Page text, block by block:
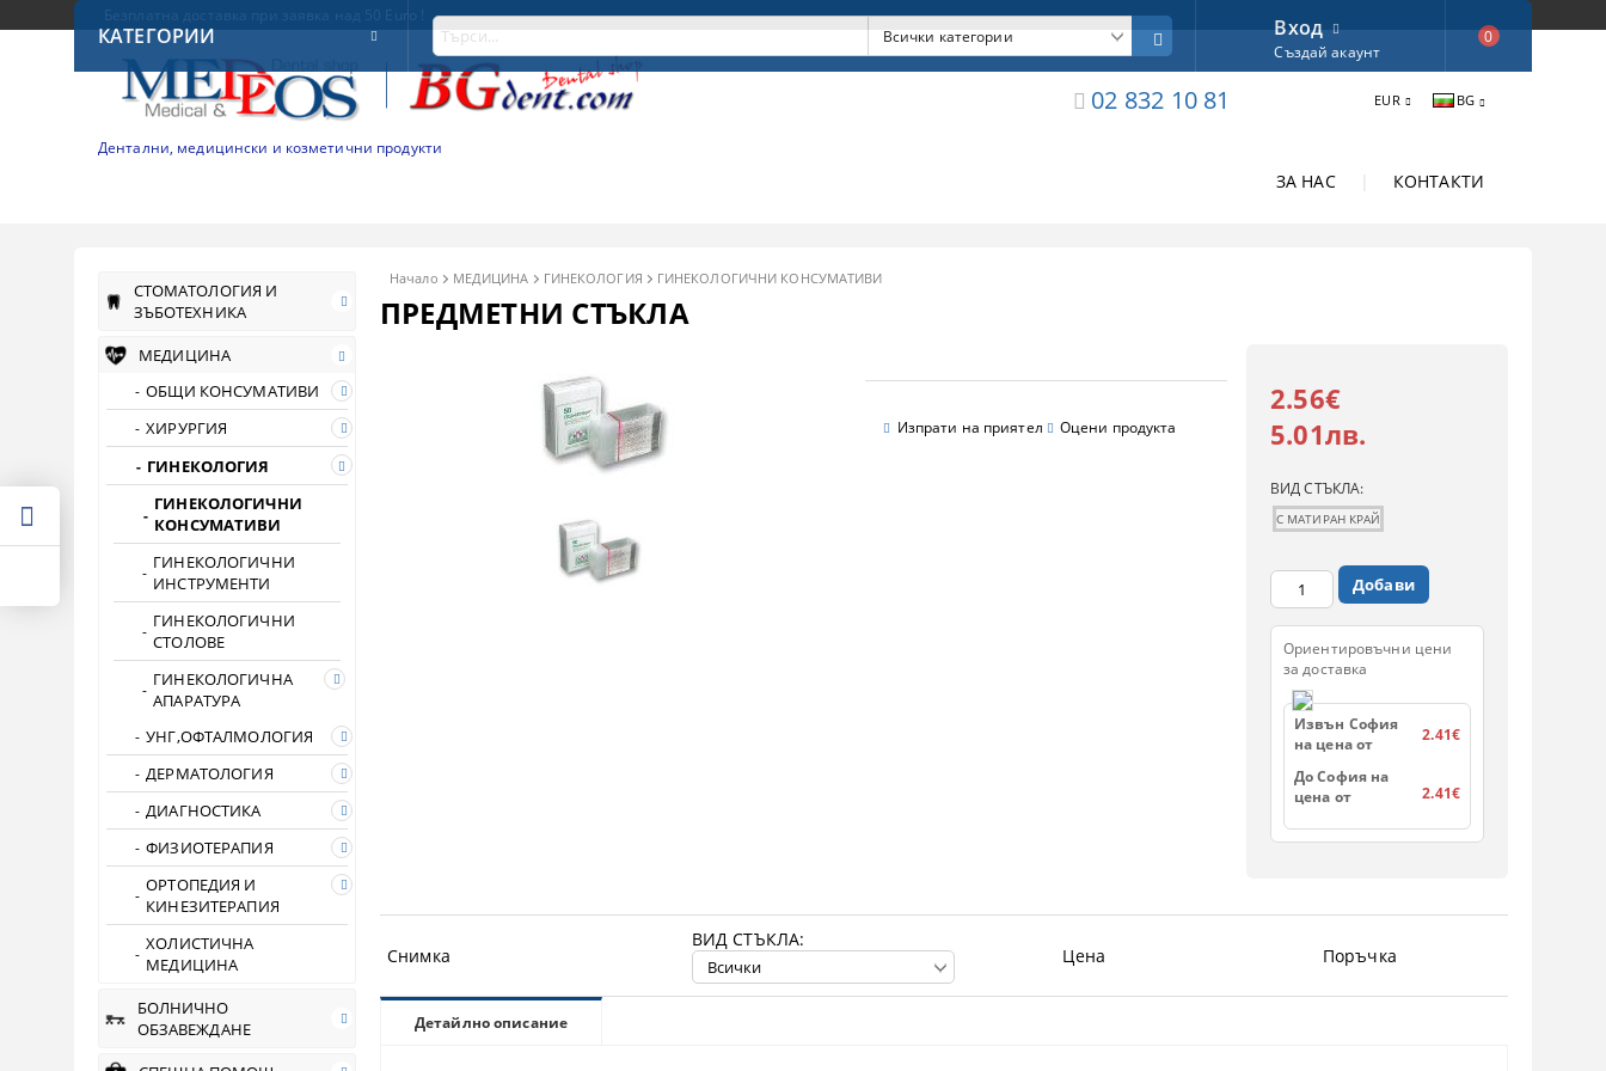
Дентални, медицински и козметични продукти
02 832 10 81 EUR BG
ЗА НАС КОНТАКТИ
КАТЕГОРИИ Вход
Създай акаунт
0
СТОМАТОЛОГИЯ И
ЗЪБОТЕХНИКА
МЕДИЦИНА
ОБЩИ КОНСУМАТИВИ
ХИРУРГИЯ
ГИНЕКОЛОГИЯ
ГИНЕКОЛОГИЧНИ
КОНСУМАТИВИ
ГИНЕКОЛОГИЧНИ
ИНСТРУМЕНТИ
ГИНЕКОЛОГИЧНИ
СТОЛОВЕ
ГИНЕКОЛОГИЧНА
АПАРАТУРА
УНГ,ОФТАЛМОЛОГИЯ
ДЕРМАТОЛОГИЯ
ДИАГНОСТИКА
ФИЗИОТЕРАПИЯ
ОРТОПЕДИЯ И
КИНЕЗИТЕРАПИЯ
ХОЛИСТИЧНА
МЕДИЦИНА
БОЛНИЧНО
ОБЗАВЕЖДАНЕ
Начало МЕДИЦИНА ГИНЕКОЛОГИЯ ГИНЕКОЛОГИЧНИ КОНСУМАТИВИ
ПРЕДМЕТНИ СТЪКЛА
Изпрати на приятел Оцени продукта
2.56€
5.01лв.
ВИД СТЪКЛА:
С МАТИРАН КРАЙ
Ориентировъчни цени
за доставка
Извън София
на цена от
2.41€
До София на
цена от
2.41€
Снимка
ВИД СТЪКЛА:
Цена Поръчка
Детайлно описание